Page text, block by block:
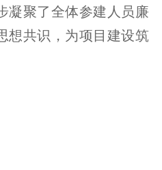
凝聚了全体参建人员廉
想共识，为项目建设筑